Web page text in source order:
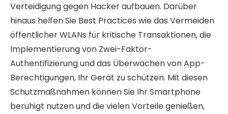
Verteidigung gegen Hacker aufbauen. Darüber
hinaus helfen Sie Best Practices wie das Vermeiden
öffentlicher WLANs für kritische Transaktionen, die
Implementierung von Zwei-Faktor-
Authentifizierung und das Überwachen von App-
Berechtigungen, Ihr Gerät zu schützen. Mit diesen
Schutzmaßnahmen können Sie Ihr Smartphone
beruhigt nutzen und die vielen Vorteile genießen,